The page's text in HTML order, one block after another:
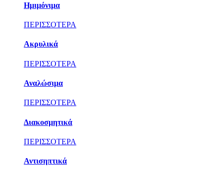
Ημιμόνιμα
ΠΕΡΙΣΣΟΤΕΡΑ
Ακρυλικά
ΠΕΡΙΣΣΟΤΕΡΑ
Αναλώσιμα
ΠΕΡΙΣΣΟΤΕΡΑ
Διακοσμητικά
ΠΕΡΙΣΣΟΤΕΡΑ
Αντισηπτικά